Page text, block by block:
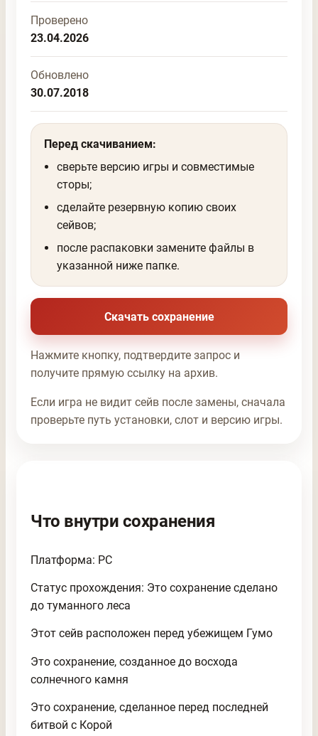
Проверено
23.04.2026
Обновлено
30.07.2018
Перед скачиванием:
сверьте версию игры и совместимые
сторы;
сделайте резервную копию своих
сейвов;
после распаковки замените файлы в
указанной ниже папке.
Скачать сохранение
Нажмите кнопку, подтвердите запрос и
получите прямую ссылку на архив.
Если игра не видит сейв после замены, сначала
проверьте путь установки, слот и версию игры.
Что внутри сохранения
Платформа: PC
Статус прохождения: Это сохранение сделано
до туманного леса
Этот сейв расположен перед убежищем Гумо
Это сохранение, созданное до восхода
солнечного камня
Это сохранение, сделанное перед последней
битвой с Корой